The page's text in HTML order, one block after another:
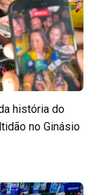
história do
no Ginásio